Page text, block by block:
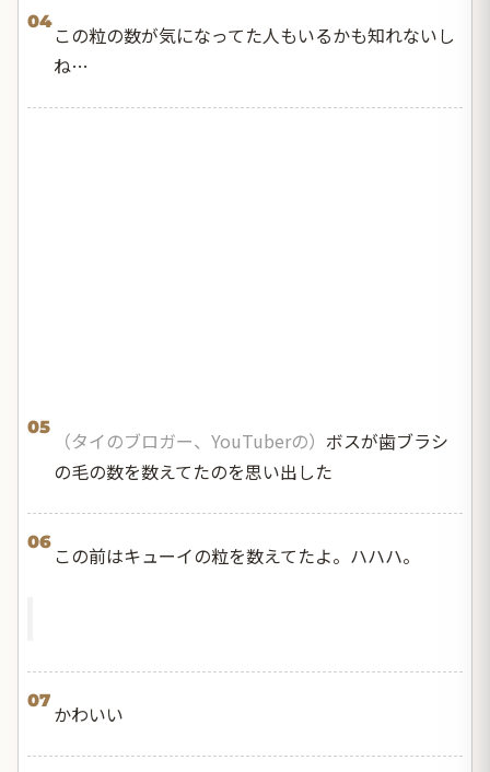
04
この粒の数が気になってた人もいるかも知れないし
ね…
05
（タイのブロガー、YouTuberの） ボスが歯ブラシ
の毛の数を数えてたのを思い出した
06
この前はキューイの粒を数えてたよ。ハハハ。
07
かわいい